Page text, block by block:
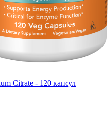
Citrate - 120 капсул